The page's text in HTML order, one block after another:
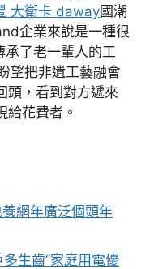
大衛卡 daway國潮
企業來說是一種很
了老一輩人的工
望把非遺工藝融會
頭，看到對方遞來
給花費者。
網年廣泛個頭年
生齒”家庭用電優